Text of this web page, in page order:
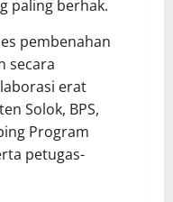
paling berhak.
pembenahan
secara
erat
Solok, BPS,
Program
petugas-